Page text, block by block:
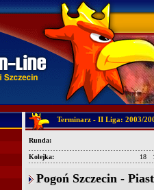
Terminarz - II Liga: 2003/
Runda:
Kolejka: 18
Pogoń Szczecin -